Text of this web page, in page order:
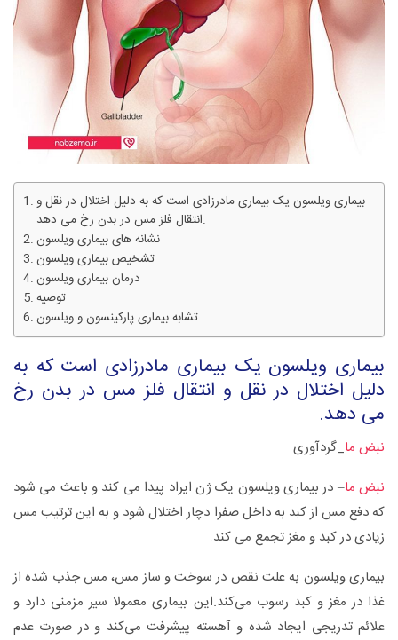
بیماری ویلسون یک بیماری مادرزادی است که به دلیل اختلال در نقل و
انتقال فلز مس در بدن رخ می دهد.
نشانه های بیماری ویلسون
تشخیص بیماری ویلسون
درمان بیماری ویلسون
توصیه
تشابه بیماری پارکینسون و ویلسون
بیماری ویلسون یک بیماری مادرزادی است که به
دلیل اختلال در نقل و انتقال فلز مس در بدن رخ
می دهد.
نبض ما_گردآوری
نبض ما– در بیماری ویلسون یک ژن ایراد پیدا می کند و باعث می شود
که دفع مس از کبد به داخل صفرا دچار اختلال شود و به این ترتیب مس
زیادی در کبد و مغز تجمع می کند.
بیماری ویلسون به علت نقص در سوخت‌ و‌ ساز مس، مس جذب شده از
غذا در مغز و کبد رسوب می‌کند.‌این بیماری معمولا سیر مزمنی دارد و
علائم تدریجی ایجاد شده و آهسته پیشرفت می‌کند و در صورت عدم